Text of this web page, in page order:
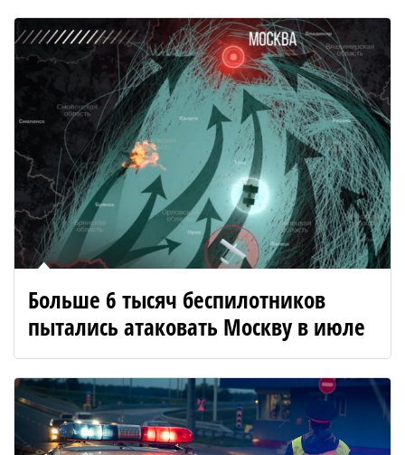
Больше 6 тысяч беспилотников
пытались атаковать Москву в июле